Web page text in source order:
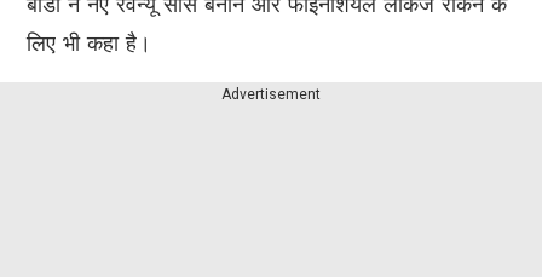
लिए भी कहा है।
Advertisement